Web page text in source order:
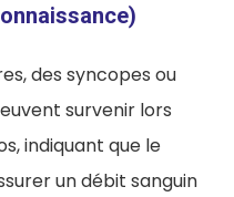
des syncopes ou
survenir lors
indiquant que le
un débit sanguin